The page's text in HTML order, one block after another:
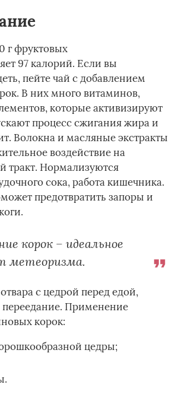
г фруктовых
97 калорий. Если вы
пейте чай с добавлением
В них много витаминов,
которые активизируют
процесс сжигания жира и
Волокна и масляные экстракты
воздействие на
тракт. Нормализуются
сока, работа кишечника.
предотвратить запоры и
корок – идеальное
метеоризма.
с цедрой перед едой,
Применение
корок:
цедры;